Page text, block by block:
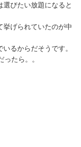
びたい放題になると
げられていたのが中
るからだそうです。
たら。。